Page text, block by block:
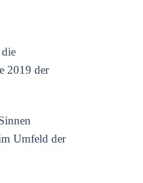
2019 der
Umfeld der